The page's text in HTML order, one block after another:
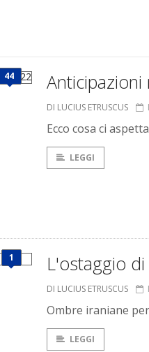
44
DI LUCIUS ETRUSCUS
Ecco cosa ci
LEGGI
1 L'ostaggio
DI LUCIUS ETRUSCUS
Ombre iraniane
LEGGI